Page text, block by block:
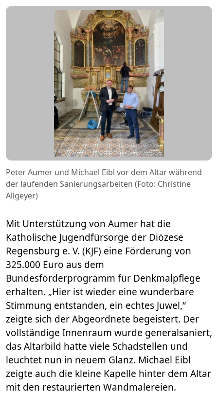
Peter Aumer und Michael Eibl vor dem Altar während
der laufenden Sanierungsarbeiten (Foto: Christine
Allgeyer)
Mit Unterstützung von Aumer hat die
Katholische Jugendfürsorge der Diözese
Regensburg e. V. (KJF) eine Förderung von
325.000 Euro aus dem
Bundesförderprogramm für Denkmalpflege
erhalten. „Hier ist wieder eine wunderbare
Stimmung entstanden, ein echtes Juwel,“
zeigte sich der Abgeordnete begeistert. Der
vollständige Innenraum wurde generalsaniert,
das Altarbild hatte viele Schadstellen und
leuchtet nun in neuem Glanz. Michael Eibl
zeigte auch die kleine Kapelle hinter dem Altar
mit den restaurierten Wandmalereien.